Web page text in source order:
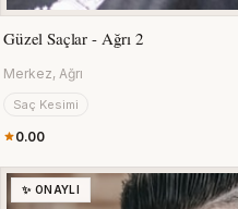
Güzel Saçlar - Ağrı 2
Merkez, Ağrı
Saç Kesimi
0.00
✨ ONAYLI